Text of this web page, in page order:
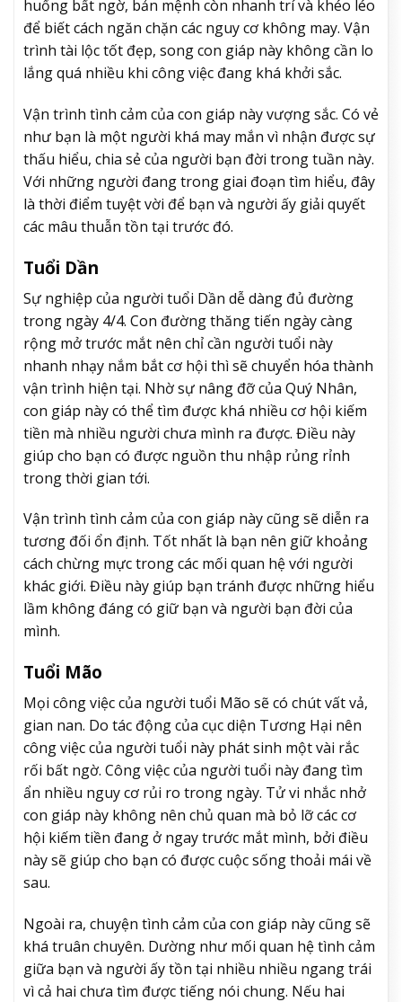
huống bất ngờ, bản mệnh còn nhanh trí và khéo léo
để biết cách ngăn chặn các nguy cơ không may. Vận
trình tài lộc tốt đẹp, song con giáp này không cần lo
lắng quá nhiều khi công việc đang khá khởi sắc.
Vận trình tình cảm của con giáp này vượng sắc. Có vẻ
như bạn là một người khá may mắn vì nhận được sự
thấu hiểu, chia sẻ của người bạn đời trong tuần này.
Với những người đang trong giai đoạn tìm hiểu, đây
là thời điểm tuyệt vời để bạn và người ấy giải quyết
các mâu thuẫn tồn tại trước đó.
Tuổi Dần
Sự nghiệp của người tuổi Dần dễ dàng đủ đường
trong ngày 4/4. Con đường thăng tiến ngày càng
rộng mở trước mắt nên chỉ cần người tuổi này
nhanh nhạy nắm bắt cơ hội thì sẽ chuyển hóa thành
vận trình hiện tại. Nhờ sự nâng đỡ của Quý Nhân,
con giáp này có thể tìm được khá nhiều cơ hội kiếm
tiền mà nhiều người chưa mình ra được. Điều này
giúp cho bạn có được nguồn thu nhập rủng rỉnh
trong thời gian tới.
Vận trình tình cảm của con giáp này cũng sẽ diễn ra
tương đối ổn định. Tốt nhất là bạn nên giữ khoảng
cách chừng mực trong các mối quan hệ với người
khác giới. Điều này giúp bạn tránh được những hiểu
lầm không đáng có giữ bạn và người bạn đời của
mình.
Tuổi Mão
Mọi công việc của người tuổi Mão sẽ có chút vất vả,
gian nan. Do tác động của cục diện Tương Hại nên
công việc của người tuổi này phát sinh một vài rắc
rối bất ngờ. Công việc của người tuổi này đang tìm
ẩn nhiều nguy cơ rủi ro trong ngày. Tử vi nhắc nhở
con giáp này không nên chủ quan mà bỏ lỡ các cơ
hội kiếm tiền đang ở ngay trước mắt mình, bởi điều
này sẽ giúp cho bạn có được cuộc sống thoải mái về
sau.
Ngoài ra, chuyện tình cảm của con giáp này cũng sẽ
khá truân chuyên. Dường như mối quan hệ tình cảm
giữa bạn và người ấy tồn tại nhiều nhiều ngang trái
vì cả hai chưa tìm được tiếng nói chung. Nếu hai